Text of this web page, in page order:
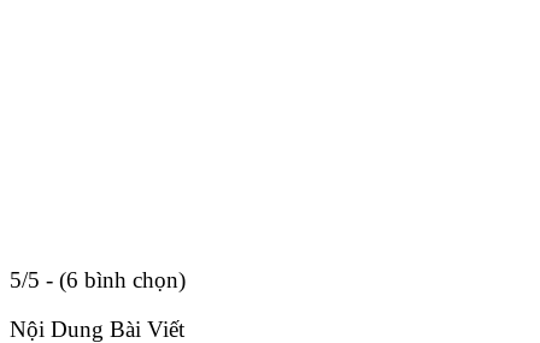
5/5 - (6 bình chọn)
Nội Dung Bài Viết